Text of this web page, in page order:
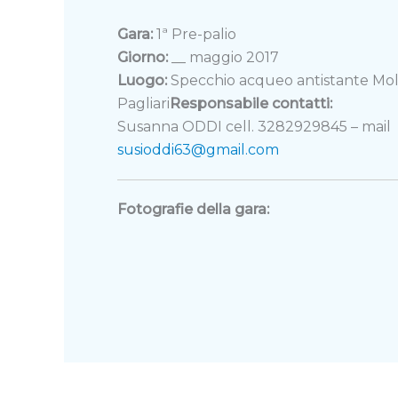
Gara: 1ª Pre-palio
Giorno:
__ maggio 2017
Luogo: Specchio acqueo antistante
PagliariResponsabile contatti:
Susanna ODDI cell. 3282929845 – mail
susioddi63@gmail.com
Fotografie della gara: